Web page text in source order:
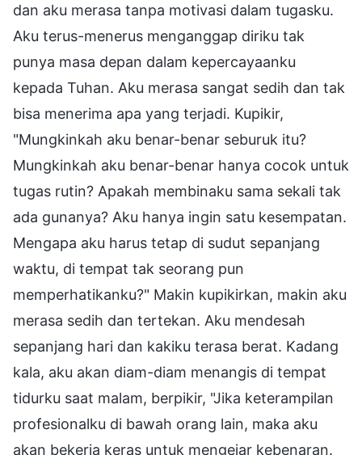
dan aku merasa tanpa motivasi dalam tugasku.
Aku terus-menerus menganggap diriku tak
punya masa depan dalam kepercayaanku
kepada Tuhan. Aku merasa sangat sedih dan tak
bisa menerima apa yang terjadi. Kupikir,
"Mungkinkah aku benar-benar seburuk itu?
Mungkinkah aku benar-benar hanya cocok untuk
tugas rutin? Apakah membinaku sama sekali tak
ada gunanya? Aku hanya ingin satu kesempatan.
Mengapa aku harus tetap di sudut sepanjang
waktu, di tempat tak seorang pun
memperhatikanku?" Makin kupikirkan, makin aku
merasa sedih dan tertekan. Aku mendesah
sepanjang hari dan kakiku terasa berat. Kadang
kala, aku akan diam-diam menangis di tempat
tidurku saat malam, berpikir, "Jika keterampilan
profesionalku di bawah orang lain, maka aku
akan bekerja keras untuk mengejar kebenaran.